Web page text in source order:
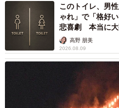
このトイレ、男
ゃれ」で「格好
悲喜劇 本当に大
く…高野 朋美
2026.08.09